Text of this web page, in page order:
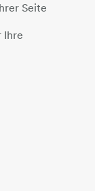
Seite
Ihre